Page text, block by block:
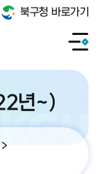
북구청 바로가기
년~)